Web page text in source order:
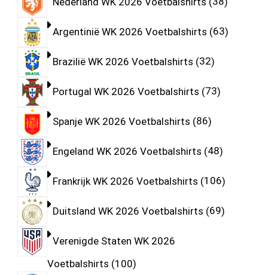
Argentinië WK 2026 Voetbalshirts 63
Brazilië WK 2026 Voetbalshirts 32
Portugal WK 2026 Voetbalshirts 73
Spanje WK 2026 Voetbalshirts 86
Engeland WK 2026 Voetbalshirts 48
Frankrijk WK 2026 Voetbalshirts 106
Duitsland WK 2026 Voetbalshirts 69
Verenigde Staten WK 2026
Voetbalshirts 100